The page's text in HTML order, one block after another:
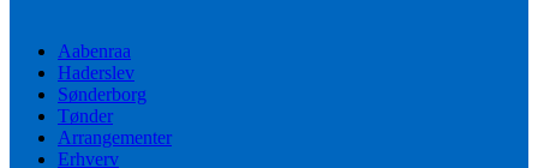
Aabenraa
Haderslev
Sønderborg
Tønder
Arrangementer
Erhverv